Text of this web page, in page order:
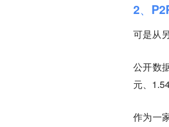
2、
可是从
公开数
元、
作为一